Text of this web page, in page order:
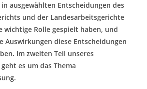
ausgewählten Entscheidungen des
und der Landesarbeitsgerichte
wichtige Rolle gespielt haben, und
Auswirkungen diese Entscheidungen
Im zweiten Teil unseres
es um das Thema